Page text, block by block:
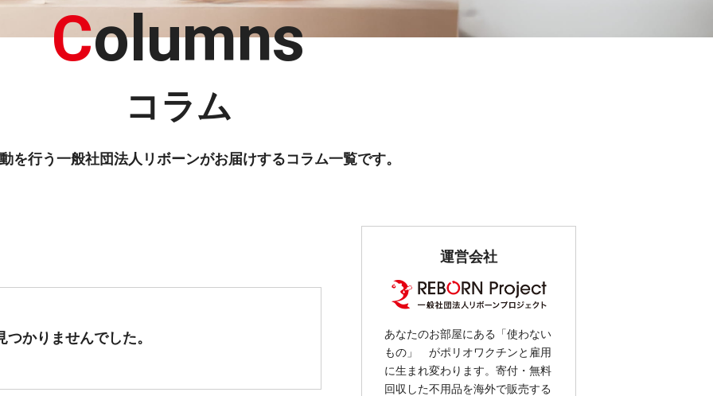
Columns
コラム
を行う一般社団法人リボーンがお届けするコラム一覧です。
つかりませんでした。
運営会社
あなたのお部屋にある「使わない
もの」 がポリオワクチンと雇用
に生まれ変わります。寄付・無料
回収した不用品を海外で販売する